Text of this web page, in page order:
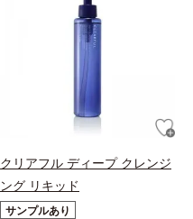
クリアフル ディープ クレンジ
ング リキッド
サンプルあり